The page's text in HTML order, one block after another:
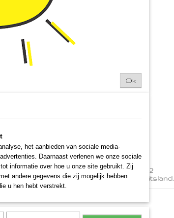
100 gram
0 gram.
suikers 16 gram
en streekpakketten binnen 1-2
adres in Nederland, België of Duitsland.
Ok
het aanbieden van sociale media-
Daarnaast verlenen we onze sociale
informatie over hoe u onze site gebruikt. Zij
andere gegevens die zij mogelijk hebben
u hen hebt verstrekt.